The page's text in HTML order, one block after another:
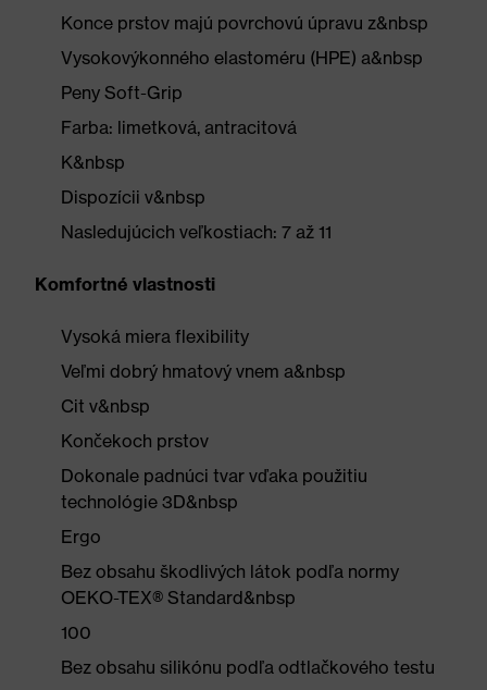
Konce prstov majú povrchovú úpravu z&nbsp
Vysokovýkonného elastoméru (HPE) a&nbsp
Peny Soft-Grip
Farba: limetková, antracitová
K&nbsp
Dispozícii v&nbsp
Nasledujúcich veľkostiach: 7 až 11
Komfortné vlastnosti
Vysoká miera flexibility
Veľmi dobrý hmatový vnem a&nbsp
Cit v&nbsp
Končekoch prstov
Dokonale padnúci tvar vďaka použitiu
technológie 3D&nbsp
Ergo
Bez obsahu škodlivých látok podľa normy
OEKO-TEX® Standard&nbsp
100
Bez obsahu silikónu podľa odtlačkového testu